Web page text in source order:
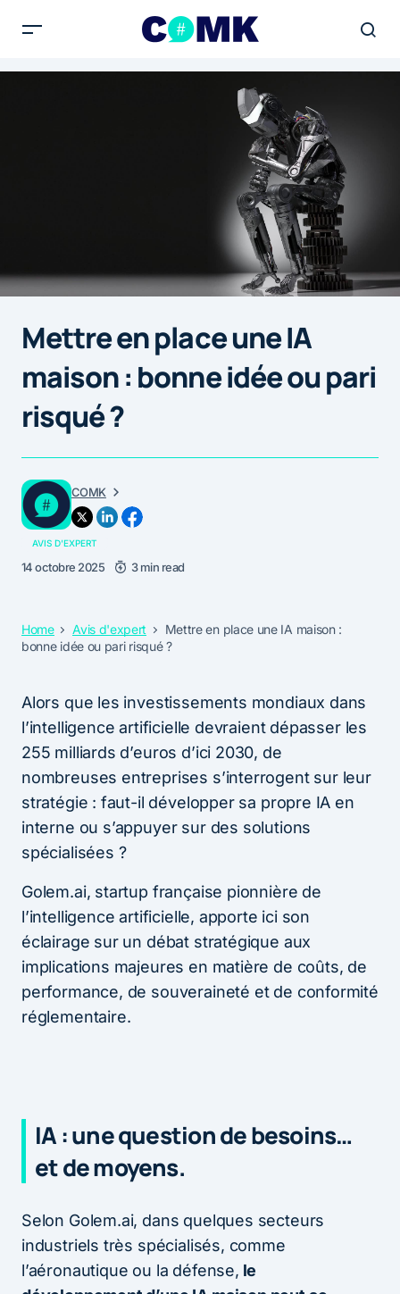
Mettre en place une IA
maison : bonne idée ou pari
risqué ?
COMK
AVIS D'EXPERT
14 octobre 2025 3 min read
Home Avis d'expert
Mettre en place une IA maison :
bonne idée ou pari risqué ?
Alors que les investissements mondiaux dans
l’intelligence artificielle devraient dépasser les
255 milliards d’euros d’ici 2030, de
nombreuses entreprises s’interrogent sur leur
stratégie : faut-il développer sa propre IA en
interne ou s’appuyer sur des solutions
spécialisées ?
Golem.ai, startup française pionnière de
l’intelligence artificielle, apporte ici son
éclairage sur un débat stratégique aux
implications majeures en matière de coûts, de
performance, de souveraineté et de conformité
réglementaire.
IA : une question de besoins…
et de moyens.
Selon Golem.ai, dans quelques secteurs
industriels très spécialisés, comme
l’aéronautique ou la défense, le